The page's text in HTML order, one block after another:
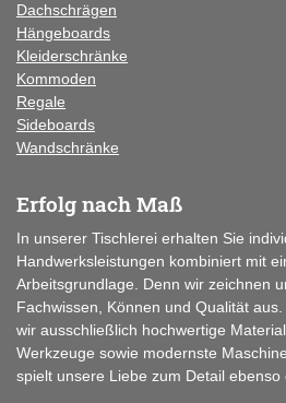
Dachschrägen
Hängeboards
Kleiderschränke
Kommoden
Regale
Sideboards
Wandschränke
Erfolg nach Maß
In unserer Tischlerei erhalten Sie
Handwerksleistungen kombiniert mit
Arbeitsgrundlage. Denn wir zeichnen
Fachwissen, Können und Qualität
wir ausschließlich hochwertige
Werkzeuge sowie modernste
spielt unsere Liebe zum Detail ebenso